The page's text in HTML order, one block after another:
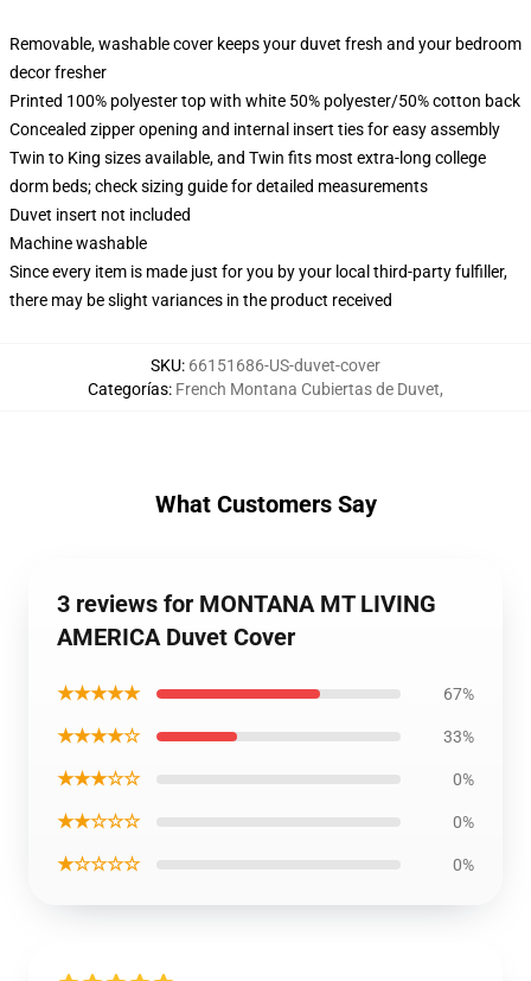
Removable, washable cover keeps your duvet fresh and your bedroom
decor fresher
Printed 100% polyester top with white 50% polyester/50% cotton back
Concealed zipper opening and internal insert ties for easy assembly
Twin to King sizes available, and Twin fits most extra-long college
dorm beds; check sizing guide for detailed measurements
Duvet insert not included
Machine washable
Since every item is made just for you by your local third-party fulfiller,
there may be slight variances in the product received
SKU: 66151686-US-duvet-cover
Categorías: French Montana Cubiertas de Duvet,
What Customers Say
3 reviews for MONTANA MT LIVING
AMERICA Duvet Cover
★★★★★ 67%
★★★★☆ 33%
★★★☆☆ 0%
★★☆☆☆ 0%
★☆☆☆☆ 0%